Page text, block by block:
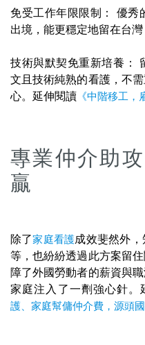
免受工作年限限制： 優秀
出境，能更穩定地留在台灣
技術與默契免重新培養：
文且技術純熟的看護，不
心。延伸閱讀 《中階移工，
專業仲介助
贏
除了家庭看護成效斐然外
等，也紛紛透過此方案留
障了外國勞動者的薪資與
家庭注入了一劑強心針。
護、家庭幫傭仲介費，源頭